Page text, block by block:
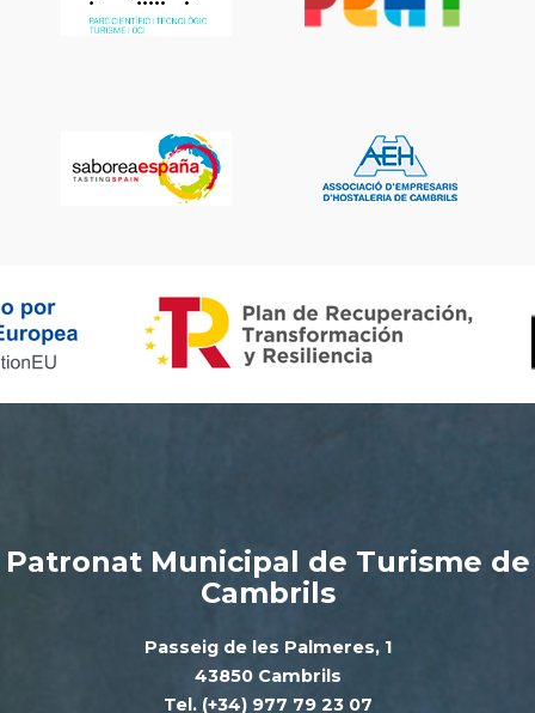
Patronat Municipal de Turisme de
Cambrils
Passeig de les Palmeres, 1
43850 Cambrils
Tel. (+34) 977 79 23 07